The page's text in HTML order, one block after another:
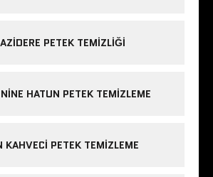
PETEK TEMIZLIĞI
HATUN PETEK TEMIZLEME
KAHVECI PETEK TEMIZLEME